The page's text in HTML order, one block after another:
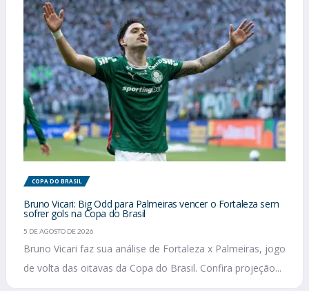
COPA DO BRASIL
Bruno Vicari: Big Odd para Palmeiras vencer o Fortaleza sem
sofrer gols na Copa do Brasil
5 DE AGOSTO DE 2026
Bruno Vicari faz sua análise de Fortaleza x Palmeiras, jogo
de volta das oitavas da Copa do Brasil. Confira projeção...